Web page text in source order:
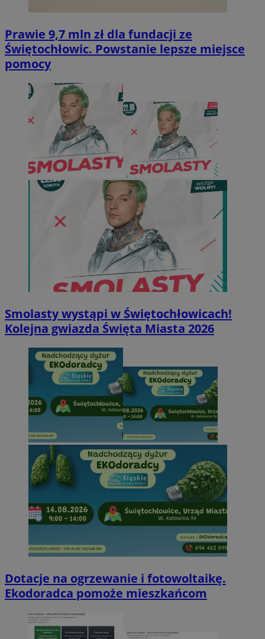
Prawie 9,7 mln zł dla fundacji ze
Świętochłowic. Powstanie lepsze miejsce
pomocy
Smolasty wystąpi w Świętochłowicach!
Kolejna gwiazda Święta Miasta 2026
Dotacje na ogrzewanie i fotowoltaikę.
Ekodoradca pomoże mieszkańcom